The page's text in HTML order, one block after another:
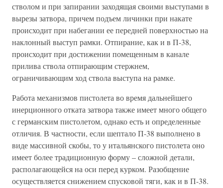
стволом и при запирании заходящая своими выступами в
вырезы затвора, причем подъем личинки при накате
происходит при набегании ее передней поверхностью на
наклонный выступ рамки. Отпирание, как и в П-38,
происходит при достижении помещенным в канале
прилива ствола отпирающим стержнем,
ограничивающим ход ствола выступа на рамке.
Работа механизмов пистолета во время дальнейшего
инерционного отката затвора также имеет много общего
с германским пистолетом, однако есть и определенные
отличия. В частности, если шептало П-38 выполнено в
виде массивной скобы, то у итальянского пистолета оно
имеет более традиционную форму – сложной детали,
располагающейся на оси перед курком. Разобщение
осуществляется снижением спусковой тяги, как и в П-38.